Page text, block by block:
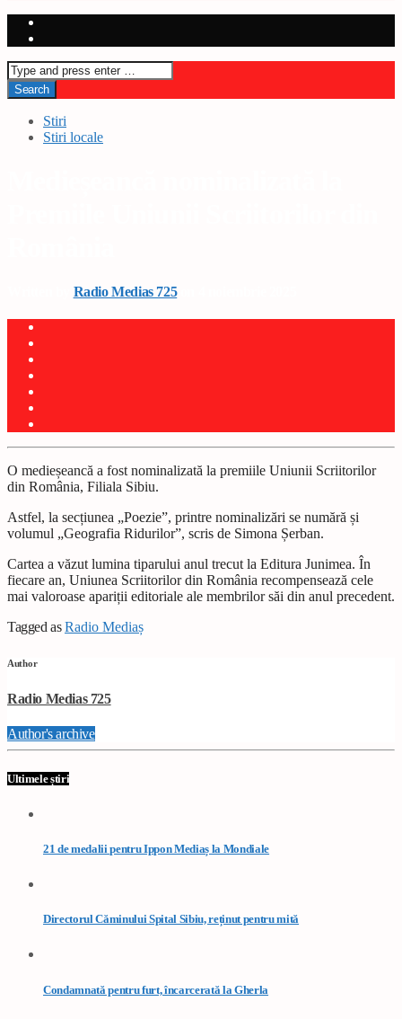
Stiri
Stiri locale
Radio Medias 725on 4 noiembrie 2025
O medieșeancă a fost nominalizată la premiile Uniunii Scriitorilor
din România, Filiala Sibiu.
Astfel, la secțiunea „Poezie”, printre nominalizări se numără și
volumul „Geografia Ridurilor”, scris de Simona Șerban.
Cartea a văzut lumina tiparului anul trecut la Editura Junimea. În
fiecare an, Uniunea Scriitorilor din România recompensează cele
mai valoroase apariții editoriale ale membrilor săi din anul precedent.
Tagged asRadio Mediaș
Author
Radio Medias 725
Author's archive
Ultimele știri
21 de medalii pentru Ippon Mediaș la Mondiale
Directorul Căminului Spital Sibiu, reținut pentru mită
Condamnată pentru furt, încarcerată la Gherla